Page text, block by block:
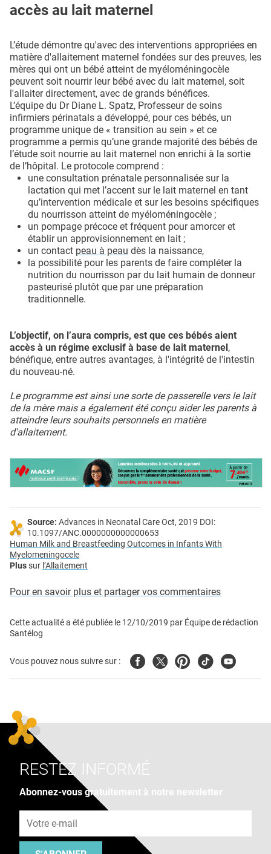
accès au lait maternel
L’étude démontre qu'avec des interventions appropriées en
matière d'allaitement maternel fondées sur des preuves, les
mères qui ont un bébé atteint de myéloméningocèle
peuvent soit nourrir leur bébé avec du lait maternel, soit
l'allaiter directement, avec de grands bénéfices.
L’équipe du Dr Diane L. Spatz, Professeur de soins
infirmiers périnatals a développé, pour ces bébés, un
programme unique de « transition au sein » et ce
programme a permis qu’une grande majorité des bébés de
l’étude soit nourrie au lait maternel non enrichi à la sortie
de l’hôpital. Le protocole comprend :
une consultation prénatale personnalisée sur la
lactation qui met l’accent sur le lait maternel en tant
qu’intervention médicale et sur les besoins spécifiques
du nourrisson atteint de myéloméningocèle ;
un pompage précoce et fréquent pour amorcer et
établir un approvisionnement en lait ;
un contact peau à peau dès la naissance,
la possibilité pour les parents de faire compléter la
nutrition du nourrisson par du lait humain de donneur
pasteurisé plutôt que par une préparation
traditionnelle.
L’objectif, on l’aura compris, est que ces bébés aient
accès à un régime exclusif à base de lait maternel ,
bénéfique, entre autres avantages, à l'intégrité de l'intestin
du nouveau-né.
Le programme est ainsi une sorte de passerelle vers le lait
de la mère mais a également été conçu aider les parents à
atteindre leurs souhaits personnels en matière
d'allaitement.
Source: Advances in Neonatal Care Oct, 2019 DOI:
10.1097/ANC.0000000000000653
Human Milk and Breastfeeding Outcomes in Infants With
Myelomeningocele
Plussur l’Allaitement
Pour en savoir plus et partager vos commentaires
Cette actualité a été publiée le 12/10/2019 par Équipe de rédaction
Santélog
Vous pouvez nous suivre sur : FacebookTwitterPinterest
TiktokYoutube
RESTEZ INFORMÉ
Abonnez-vous gratuitement à notre newsletter